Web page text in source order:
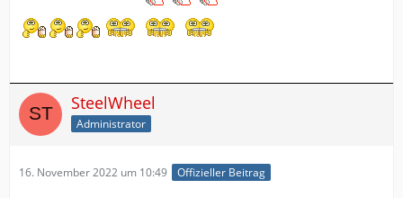
SteelWheel
Administrator
16. November 2022 um 10:49 Offizieller Beitrag